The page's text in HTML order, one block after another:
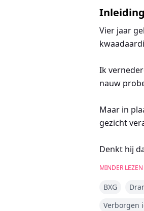
Inleiding
Vier jaar
Ik
nauw
Maar in
gezicht
Denkt hij
MINDER LEZEN
BXG
Verborgen